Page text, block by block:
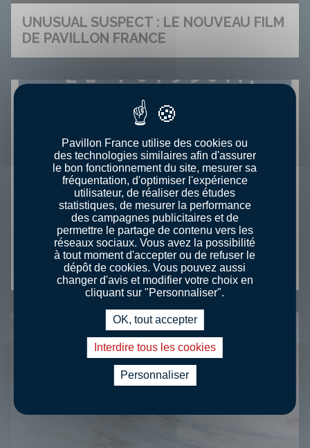
UNUSUAL SUSPECT : LE NOUVEAU FILM
DE PAVILLON FRANCE
HAUT LES COEURS AVEC NOS
PÊCHEURS !
Pavillon France utilise des cookies ou
des technologies similaires afin d'assurer
le bon fonctionnement du site, mesurer sa
fréquentation, d'optimiser l'expérience
utilisateur, de réaliser des études
statistiques, de mesurer la performance
des campagnes publicitaires et de
permettre le partage de contenu vers les
réseaux sociaux. Vous avez la possibilité
à tout moment d'accepter ou de refuser le
dépôt de cookies. Vous pouvez aussi
changer d'avis et modifier votre choix en
cliquant sur "Personnaliser".
OK, tout accepter
Interdire tous les cookies
Personnaliser